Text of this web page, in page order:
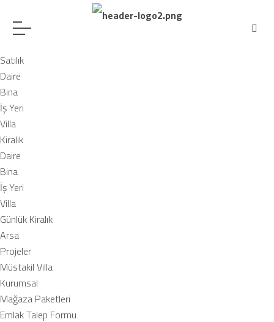
Satılık
Daire
Bina
İş Yeri
Villa
Kiralık
Daire
Bina
İş Yeri
Villa
Günlük Kiralık
Arsa
Projeler
Müstakil Villa
Kurumsal
Mağaza Paketleri
Emlak Talep Formu